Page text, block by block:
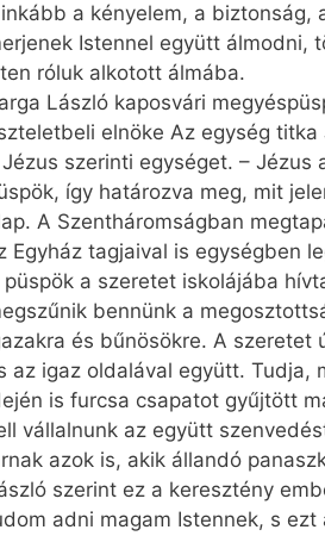
a kényelem, a biztonság,
Istennel együtt álmodni,
róluk alkotott álmába.
László kaposvári
elnöke Az egység
szerinti egységet. –
így határozva meg, mit
A Szentháromságban
Egyház tagjaival is egységben
püspök a szeretet iskolájába
bennünk a
és bűnösökre. A szeretet
az igaz oldalával együtt. Tudja,
is furcsa csapatot gyűjtött
vállalnunk az együtt
azok is, akik állandó
szerint ez a keresztény
adni magam Istennek, s